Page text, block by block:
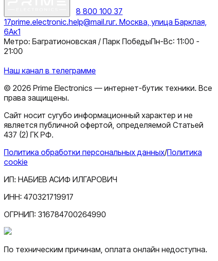
8 800 100 37
17prime.electronic.help@mail.ruг. Москва, улица Барклая,
6Ак1
Метро: Багратионовская / Парк ПобедыПн-Вс: 11:00 -
21:00
Наш канал в телеграмме
© 2026 Prime Electronics — интернет-бутик техники. Все
права защищены.
Сайт носит сугубо информационный характер и не
является публичной офертой, определяемой Статьей
437 (2) ГК РФ.
Политика обработки персональных данных/Политика
cookie
ИП: НАБИЕВ АСИФ ИЛГАРОВИЧ
ИНН: 470321719917
ОГРНИП: 316784700264990
По техническим причинам, оплата онлайн недоступна.